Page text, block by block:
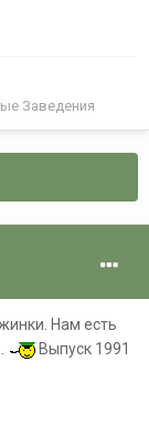
Заведения
Нам есть
Выпуск 1991